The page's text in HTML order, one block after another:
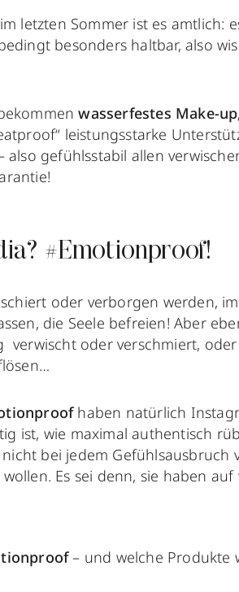
letzten Sommer ist es amtlich:
besonders haltbar, also
wasserfestes Make-
leistungsstarke
also gefühlsstabil allen
#Emotionproof!
oder verborgen werden,
die Seele befreien! Aber
verwischt oder verschmiert, oder
haben natürlich
ist, wie maximal authentisch
bei jedem Gefühlsausbruch
Es sei denn, sie haben auf
– und welche Produkte